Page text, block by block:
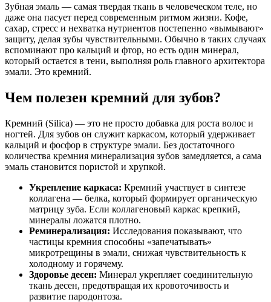
Зубная эмаль — самая твердая ткань в человеческом теле, но
даже она пасует перед современным ритмом жизни. Кофе,
сахар, стресс и нехватка нутриентов постепенно «вымывают»
защиту, делая зубы чувствительными. Обычно в таких случаях
вспоминают про кальций и фтор, но есть один минерал,
который остается в тени, выполняя роль главного архитектора
эмали. Это кремний.
Чем полезен кремний для зубов?
Кремний (Silica) — это не просто добавка для роста волос и
ногтей. Для зубов он служит каркасом, который удерживает
кальций и фосфор в структуре эмали. Без достаточного
количества кремния минерализация зубов замедляется, а сама
эмаль становится пористой и хрупкой.
Укрепление каркаса: Кремний участвует в синтезе
коллагена — белка, который формирует органическую
матрицу зуба. Если коллагеновый каркас крепкий,
минералы ложатся плотно.
Реминерализация: Исследования показывают, что
частицы кремния способны «запечатывать»
микротрещины в эмали, снижая чувствительность к
холодному и горячему.
Здоровье десен: Минерал укрепляет соединительную
ткань десен, предотвращая их кровоточивость и
развитие пародонтоза.